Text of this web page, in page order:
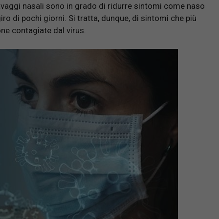
nasali sono in grado di ridurre sintomi come naso
di pochi giorni. Si tratta, dunque, di sintomi che più
contagiate dal virus.